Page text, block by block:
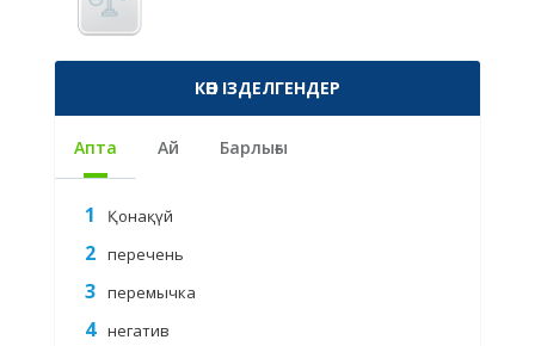
КӨП ІЗДЕЛГЕНДЕР
Апта Ай Барлығы
Қонақүй
перечень
перемычка
негатив